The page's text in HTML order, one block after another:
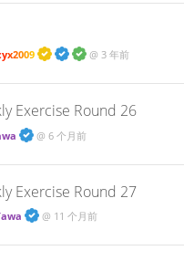
@ 3 年前
Exercise Round 26
@ 6 个月前
Exercise Round 27
@ 11 个月前